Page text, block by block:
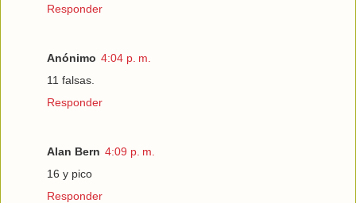
Responder
Anónimo 4:04 p. m.
11 falsas.
Responder
Alan Bern 4:09 p. m.
16 y pico
Responder